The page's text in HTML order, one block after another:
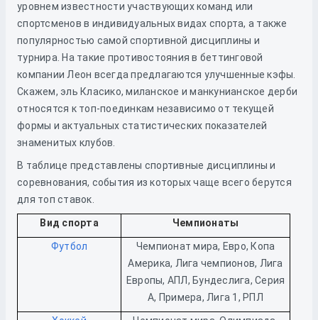
уровнем известности участвующих команд или
спортсменов в индивидуальных видах спорта, а также
популярностью самой спортивной дисциплины и
турнира. На такие противостояния в беттинговой
компании Леон всегда предлагаются улучшенные кэфы.
Скажем, эль Класико, миланское и манкунианское дерби
относятся к топ-поединкам независимо от текущей
формы и актуальных статистических показателей
знаменитых клубов.
В таблице представлены спортивные дисциплины и
соревнования, события из которых чаще всего берутся
для топ ставок.
Вид спорта Чемпионаты
Футбол
Чемпионат мира, Евро, Копа
Америка, Лига чемпионов, Лига
Европы, АПЛ, Бундеслига, Серия
А, Примера, Лига 1, РПЛ